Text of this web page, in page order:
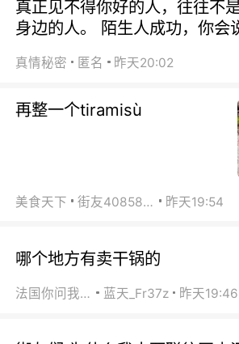
真正见不得你好的人，往往不
身边的人。 陌生人成功，你会
真情秘密 匿名 昨天20:02
再整一个tiramisù
美食天下 街友40858442 昨天19:54
哪个地方有卖干锅的
法国你问我答 蓝天_Fr37z 昨天19:46